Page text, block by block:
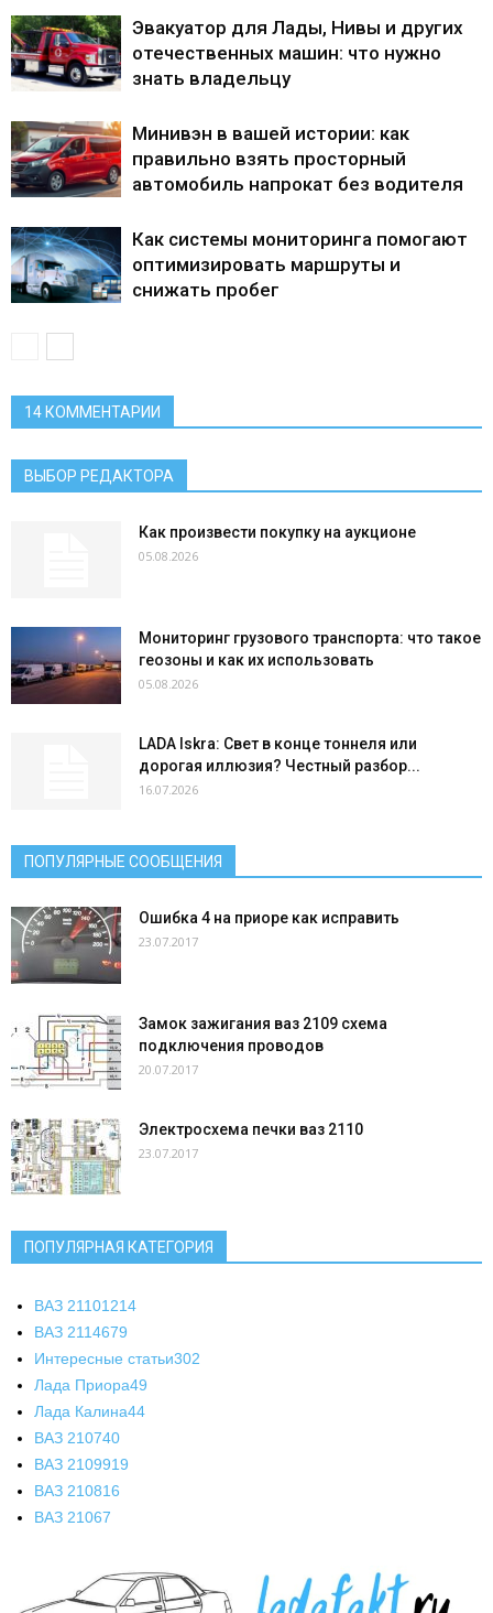
Эвакуатор для Лады, Нивы и других
отечественных машин: что нужно
знать владельцу
Минивэн в вашей истории: как
правильно взять просторный
автомобиль напрокат без водителя
Как системы мониторинга помогают
оптимизировать маршруты и
снижать пробег
14 КОММЕНТАРИИ
ВЫБОР РЕДАКТОРА
Как произвести покупку на аукционе
05.08.2026
Мониторинг грузового транспорта: что такое
геозоны и как их использовать
05.08.2026
LADA Iskra: Свет в конце тоннеля или
дорогая иллюзия? Честный разбор...
16.07.2026
ПОПУЛЯРНЫЕ СООБЩЕНИЯ
Ошибка 4 на приоре как исправить
23.07.2017
Замок зажигания ваз 2109 схема
подключения проводов
20.07.2017
Электросхема печки ваз 2110
23.07.2017
ПОПУЛЯРНАЯ КАТЕГОРИЯ
ВАЗ 21101214
ВАЗ 2114679
Интересные статьи302
Лада Приора49
Лада Калина44
ВАЗ 210740
ВАЗ 2109919
ВАЗ 210816
ВАЗ 21067